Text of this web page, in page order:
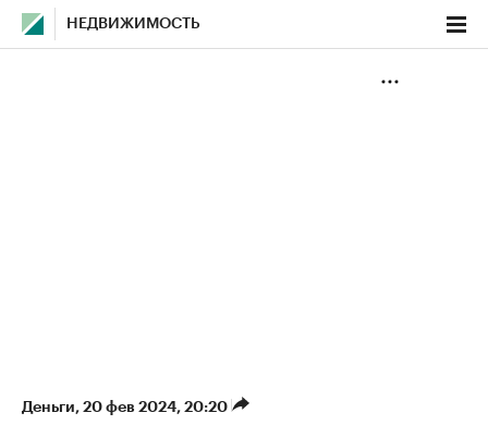
НЕДВИЖИМОСТЬ
Деньги⁠, 20 фев 2024, 20:20